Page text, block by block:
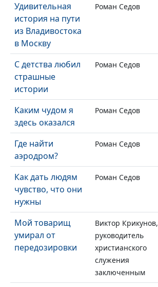
Удивительная
история на пути
из Владивостока
в Москву
Роман Седов
С детства любил
страшные
истории
Роман Седов
Каким чудом я
здесь оказался
Роман Седов
Где найти
аэродром?
Роман Седов
Как дать людям
чувство, что они
нужны
Роман Седов
Мой товарищ
умирал от
передозировки
Виктор Крикунов,
руководитель
христианского
служения
заключенным